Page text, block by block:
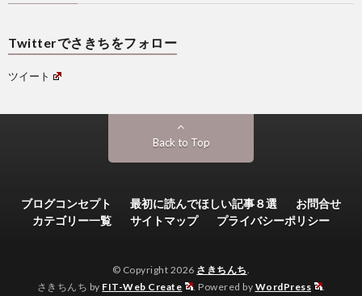
Twitterでさきちをフォロー
ツイート
Back to Top
ブログコンセプト 最初に読んでほしい記事８選
お問合せ
カテゴリー一覧
サイトマップ プライバシーポリシー
© Copyright 2026 さきちんち.
さきちんち by FIT-Web Create . Powered by WordPress .